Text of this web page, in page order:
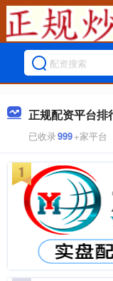
正规配资平台排
已收录999+家平台